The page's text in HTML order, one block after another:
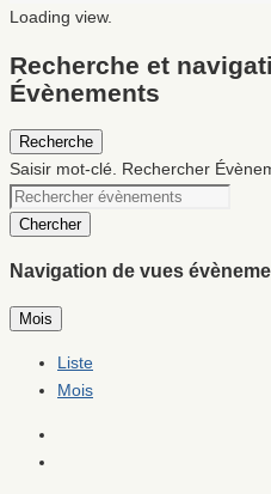
Loading view.
Recherche et
Évènements
Recherche
Saisir mot-clé. Rechercher
Chercher
Navigation de vues
Mois
Liste
Mois